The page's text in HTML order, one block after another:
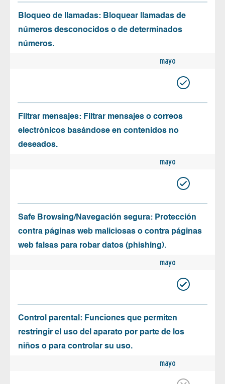
Bloqueo de llamadas: Bloquear llamadas de
números desconocidos o de determinados
números.
mayo
Filtrar mensajes: Filtrar mensajes o correos
electrónicos basándose en contenidos no
deseados.
mayo
Safe Browsing/Navegación segura: Protección
contra páginas web maliciosas o contra páginas
web falsas para robar datos (phishing).
mayo
Control parental: Funciones que permiten
restringir el uso del aparato por parte de los
niños o para controlar su uso.
mayo